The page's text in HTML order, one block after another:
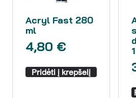
Acryl Fast 280
ml
4,80 €
Pridėti į krepšelį